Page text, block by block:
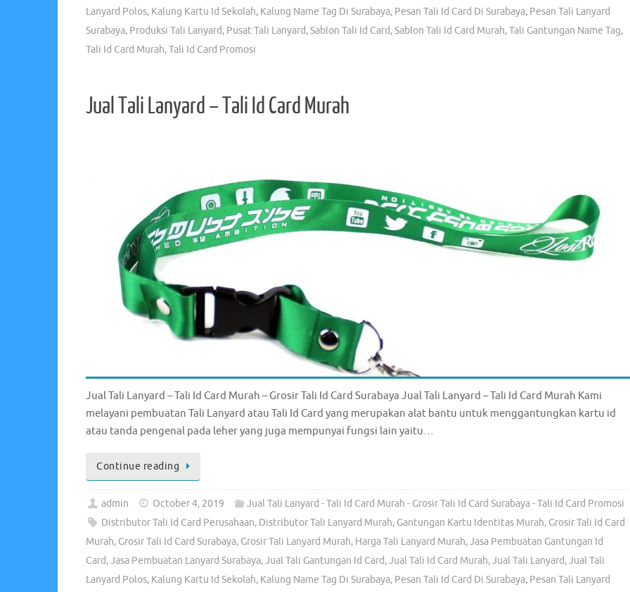
Lanyard Polos, Kalung Kartu Id Sekolah, Kalung Name Tag Di Surabaya, Pesan Tali Id Card Di Surabaya, Pesan Tali Lanyard
Surabaya, Produksi Tali Lanyard, Pusat Tali Lanyard,Sablon Tali Id Card,Sablon Tali Id Card Murah,Tali Gantungan Name Tag,
Tali Id Card Murah,Tali Id Card Promosi
Jual Tali Lanyard – Tali Id Card Murah
Jual Tali Lanyard – Tali Id Card Murah – Grosir Tali Id Card Surabaya Jual Tali Lanyard – Tali Id Card Murah Kami
melayani pembuatan Tali Lanyard atau Tali Id Card yang merupakan alat bantu untuk menggantungkan kartu id
atau tanda pengenal pada leher yang juga mempunyai fungsi lain yaitu…
Continue reading
admin October 4, 2019
Jual Tali Lanyard - Tali Id Card Murah - Grosir Tali Id Card Surabaya - Tali Id Card Promosi
Distributor Tali Id Card Perusahaan, Distributor Tali Lanyard Murah, Gantungan Kartu Identitas Murah, Grosir Tali Id Card
Murah, Grosir Tali Id Card Surabaya, Grosir Tali Lanyard Murah, Harga Tali Lanyard Murah,Jasa Pembuatan Gantungan Id
Card,Jasa Pembuatan Lanyard Surabaya,Jual Tali Gantungan Id Card,Jual Tali Id Card Murah,Jual Tali Lanyard,Jual Tali
Lanyard Polos, Kalung Kartu Id Sekolah, Kalung Name Tag Di Surabaya, Pesan Tali Id Card Di Surabaya, Pesan Tali Lanyard